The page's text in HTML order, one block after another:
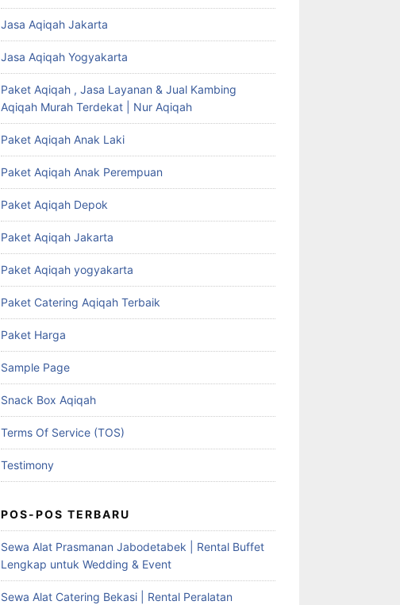
Jasa Aqiqah Jakarta
Jasa Aqiqah Yogyakarta
Paket Aqiqah , Jasa Layanan & Jual Kambing
Aqiqah Murah Terdekat | Nur Aqiqah
Paket Aqiqah Anak Laki
Paket Aqiqah Anak Perempuan
Paket Aqiqah Depok
Paket Aqiqah Jakarta
Paket Aqiqah yogyakarta
Paket Catering Aqiqah Terbaik
Paket Harga
Sample Page
Snack Box Aqiqah
Terms Of Service (TOS)
Testimony
POS-POS TERBARU
Sewa Alat Prasmanan Jabodetabek | Rental Buffet
Lengkap untuk Wedding & Event
Sewa Alat Catering Bekasi | Rental Peralatan